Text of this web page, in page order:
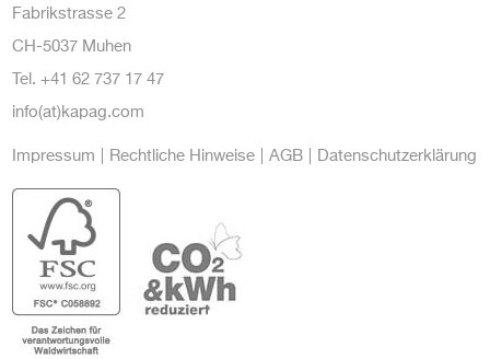
Fabrikstrasse 2
CH-5037 Muhen
Tel. +41 62 737 17 47
info(at)kapag.com
Impressum Rechtliche Hinweise AGB Datenschutzerklärung